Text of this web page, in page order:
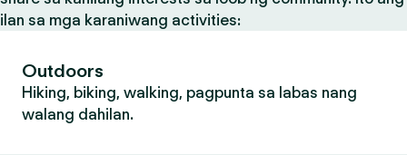
ilan sa mga karaniwang activities:
Outdoors
Hiking, biking, walking, pagpunta sa labas nang
walang dahilan.